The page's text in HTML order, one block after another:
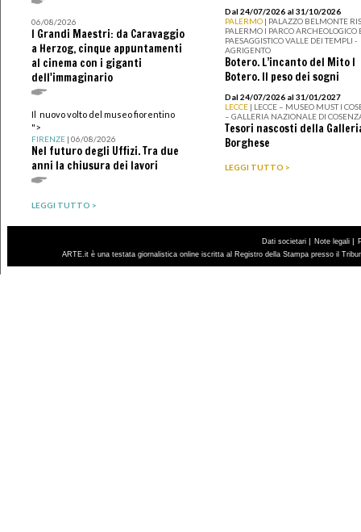
06/08/2026
I Grandi Maestri: da Caravaggio
a Herzog, cinque appuntamenti
al cinema con i giganti
dell'immaginario
Il nuovo volto del museo fiorentino
">
FIRENZE| 06/08/2026
Nel futuro degli Uffizi. Tra due
anni la chiusura dei lavori
LEGGI TUTTO >
Dal 24/07/2026 al 31/10/2026
PALERMO | PALAZZO BELMONTE
PALERMO I PARCO ARCHEOLOGICO
PAESAGGISTICO VALLE DEI TEMPLI -
AGRIGENTO
Botero. L’incanto del Mito I
Botero. Il peso dei sogni
Dal 24/07/2026 al 31/01/2027
LECCE | LECCE – MUSEO MUST I
– GALLERIA NAZIONALE DI
Tesori nascosti della
Borghese
LEGGI TUTTO >
Dati societari | Note legali |
ARTE.it è una testata giornalistica online iscritta al Registro della Stampa presso il